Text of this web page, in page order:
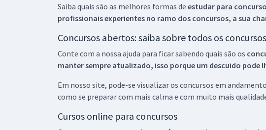
Saiba quais são as melhores formas de estudar para
profissionais experientes no ramo dos concursos, a sua
Concursos abertos: saiba sobre todos os
Conte com a nossa ajuda para ficar sabendo quais são os
manter sempre atualizado, isso porque um descuido pode
Em nosso site, pode-se visualizar os concursos em
como se preparar com mais calma e com muito mais
Cursos online para concursos